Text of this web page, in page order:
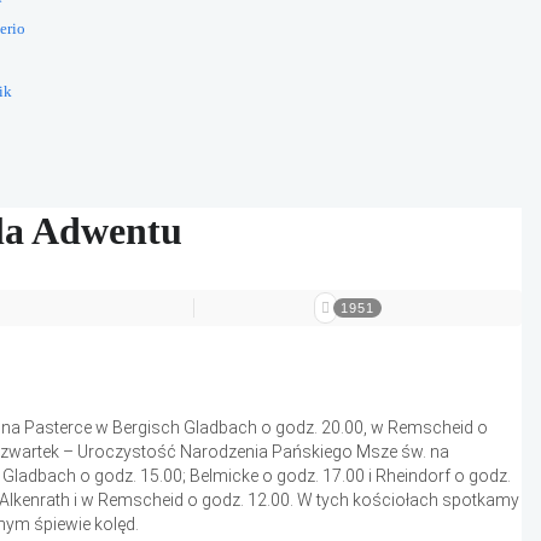
Adwentu
1951
Pasterce w Bergisch Gladbach o godz. 20.00, w Remscheid o
– Uroczystość Narodzenia Pańskiego Msze św. na
o godz. 15.00; Belmicke o godz. 17.00 i Rheindorf o godz.
i w Remscheid o godz. 12.00. W tych kościołach spotkamy
śpiewie kolęd.